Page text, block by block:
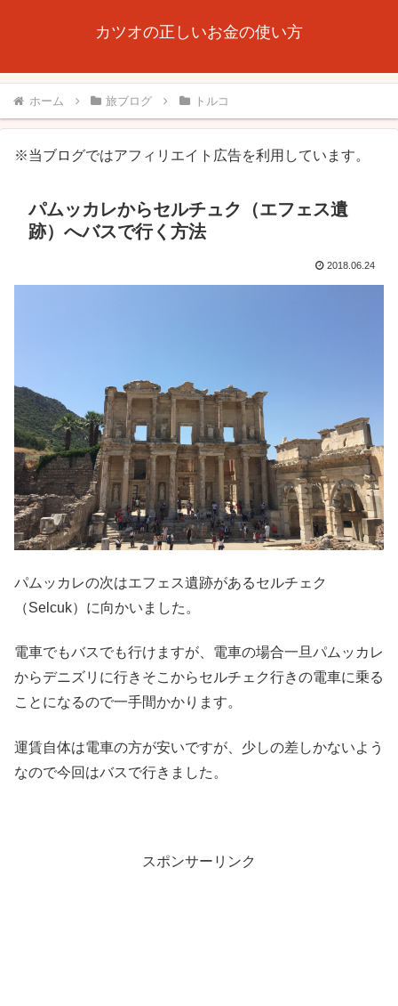
カツオの正しいお金の使い方
ホーム 旅ブログ トルコ
※当ブログではアフィリエイト広告を利用しています。
パムッカレからセルチュク（エフェス遺
跡）へバスで行く方法
2018.06.24
パムッカレの次はエフェス遺跡があるセルチェク
（Selcuk）に向かいました。
電車でもバスでも行けますが、電車の場合一旦パムッカレ
からデニズリに行きそこからセルチェク行きの電車に乗る
ことになるので一手間かかります。
運賃自体は電車の方が安いですが、少しの差しかないよう
なので今回はバスで行きました。
スポンサーリンク